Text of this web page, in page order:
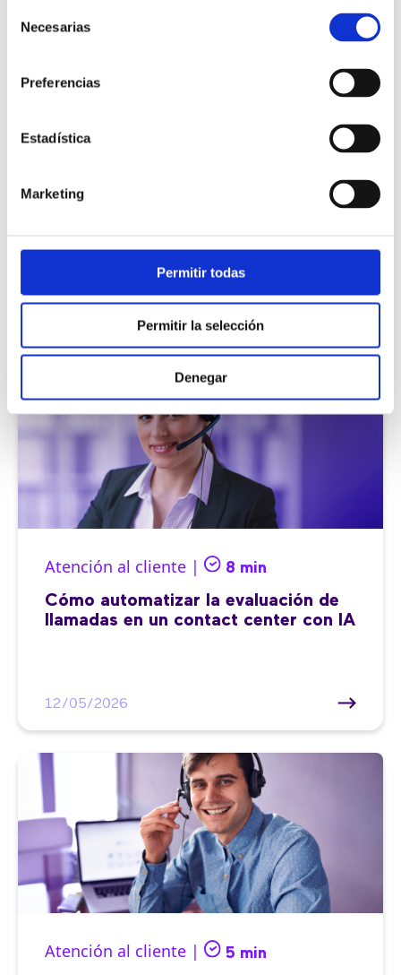
Necesarias
Preferencias
Estadística
Marketing
Permitir todas
Permitir la selección
Denegar
Atención al cliente | 8 min
Cómo automatizar la evaluación de
llamadas en un contact center con IA
12/05/2026
Atención al cliente | 5 min